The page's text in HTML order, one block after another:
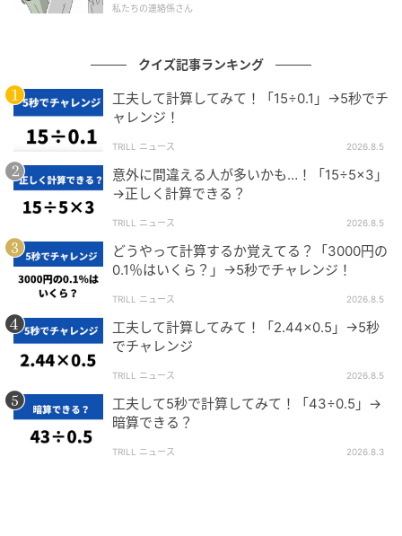
時間を「時間と分」に直すときは、小数部分だけを60
倍して分に変換します。
小数部分をそのまま分と考えないことが大切です。
時間は60進法で表されることを意識して、正しく単位
換算できるようになりましょう。
※当メディアでご紹介する数学関連記事においては、
複数の解法をもつものもございます。
あくまでも一例のご紹介に留まることを、ご了承くだ
さい。
文（編集）：SAJIMA
日本国内外の学校、学習塾で数学・理科の講師として
私たちの連絡係さん
クイズ記事ランキング
工夫して計算してみて！「15÷0.1」→5秒でチ
ャレンジ！
TRILL ニュース 2026.8.5
意外に間違える人が多いかも…！「15÷5×3」
→正しく計算できる？
TRILL ニュース 2026.8.5
どうやって計算するか覚えてる？「3000円の
0.1％はいくら？」→5秒でチャレンジ！
TRILL ニュース 2026.8.5
工夫して計算してみて！「2.44×0.5」→5秒
でチャレンジ
TRILL ニュース 2026.8.5
工夫して5秒で計算してみて！「43÷0.5」→
暗算できる？
TRILL ニュース 2026.8.3